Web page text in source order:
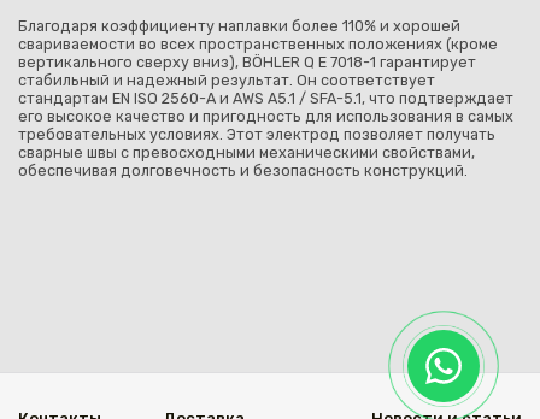
Благодаря коэффициенту наплавки более 110% и хорошей
свариваемости во всех пространственных положениях (кроме
вертикального сверху вниз), BÖHLER Q E 7018-1 гарантирует
стабильный и надежный результат. Он соответствует
стандартам EN ISO 2560-A и AWS A5.1 / SFA-5.1, что подтверждает
его высокое качество и пригодность для использования в самых
требовательных условиях. Этот электрод позволяет получать
сварные швы с превосходными механическими свойствами,
обеспечивая долговечность и безопасность конструкций.